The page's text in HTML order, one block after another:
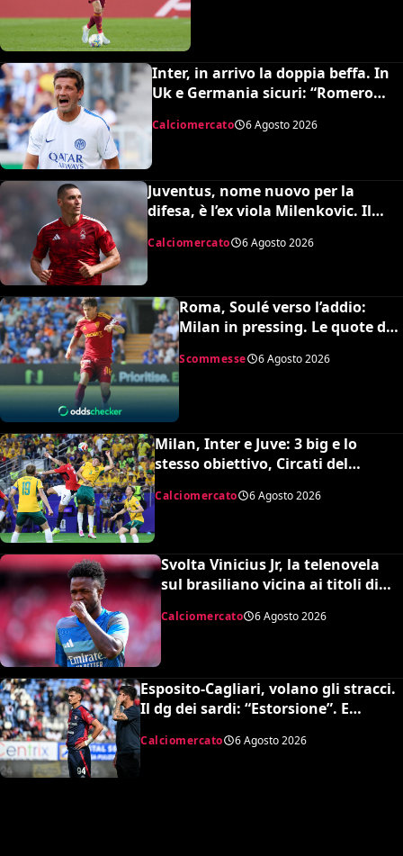
Inter, in arrivo la doppia beffa. In
Uk e Germania sicuri: “Romero
Calciomercato 6 Agosto 2026
Juventus, nome nuovo per la
difesa, è l’ex viola Milenkovic. Il
milioni
Calciomercato 6 Agosto 2026
Roma, Soulé verso l’addio:
Milan in pressing. Le quote dei
Scommesse 6 Agosto 2026
Milan, Inter e Juve: 3 big e lo
stesso obiettivo, Circati del
Calciomercato 6 Agosto 2026
Svolta Vinicius Jr, la telenovela
sul brasiliano vicina ai titoli di
coda: accordo monstre
Calciomercato 6 Agosto 2026
Esposito-Cagliari, volano gli stracci.
Il dg dei sardi: “Estorsione”. E
durissima
Calciomercato 6 Agosto 2026